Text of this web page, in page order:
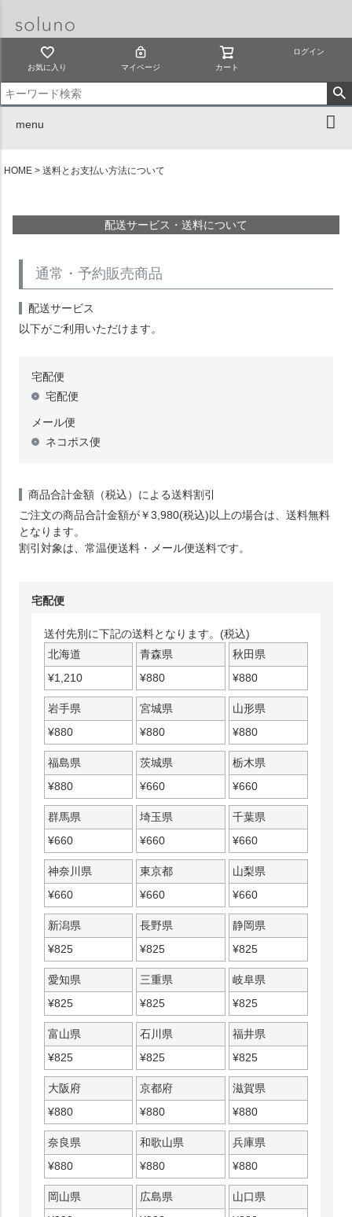
お気に入り マイページ カート
ログイン
menu
HOME 送料とお支払い方法について
配送サービス・送料について
通常・予約販売商品
配送サービス
以下がご利用いただけます。
宅配便
宅配便
メール便
ネコポス便
商品合計金額（税込）による送料割引
ご注文の商品合計金額が￥3,980(税込)以上の場合は、送料無料
となります。
割引対象は、常温便送料・メール便送料です。
宅配便
送付先別に下記の送料となります。(税込)
北海道
¥1,210
青森県
¥880
秋田県
¥880
岩手県
¥880
宮城県
¥880
山形県
¥880
福島県
¥880
茨城県
¥660
栃木県
¥660
群馬県
¥660
埼玉県
¥660
千葉県
¥660
神奈川県
¥660
東京都
¥660
山梨県
¥660
新潟県
¥825
長野県
¥825
静岡県
¥825
愛知県
¥825
三重県
¥825
岐阜県
¥825
富山県
¥825
石川県
¥825
福井県
¥825
大阪府
¥880
京都府
¥880
滋賀県
¥880
奈良県
¥880
和歌山県
¥880
兵庫県
¥880
岡山県
広島県
山口県